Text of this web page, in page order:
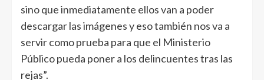
sino que inmediatamente ellos van a poder
descargar las imágenes y eso también nos va a
servir como prueba para que el Ministerio
Público pueda poner a los delincuentes tras las
rejas”.